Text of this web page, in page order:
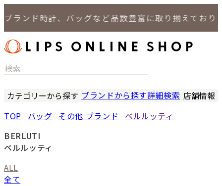
ンド時計、バッグなど品数豊富に取り揃えておりま
カテゴリーから探す
バッグ
小物
ジュエリー
セール商品
特集
ブランドから探す詳細検索 店舗情報
TOP バッグ その他 ブランド
ベルルッティ
BERLUTI
ベルルッティ
ALL
全て